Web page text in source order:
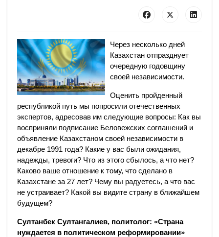
Через несколько дней
Казахстан отпразднует
очередную годовщину
своей независимости.
Оценить пройденный
республикой путь мы попросили отечественных
экспертов, адресовав им следующие вопросы: Как вы
восприняли подписание Беловежских соглашений и
объявление Казахстаном своей независимости в
декабре 1991 года? Какие у вас были ожидания,
надежды, тревоги? Что из этого сбылось, а что нет?
Каково ваше отношение к тому, что сделано в
Казахстане за 27 лет? Чему вы радуетесь, а что вас
не устраивает? Какой вы видите страну в ближайшем
будущем?
Султанбек Султангалиев, политолог: «Страна
нуждается в политическом реформировании»